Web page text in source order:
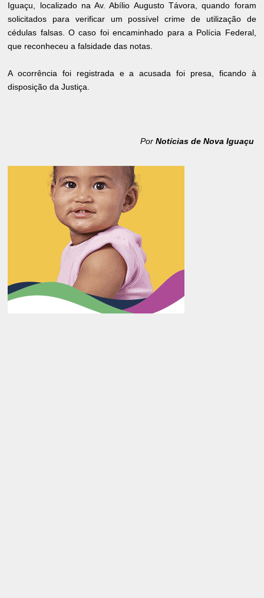
Iguaçu, localizado na Av. Abílio Augusto Távora, quando foram
solicitados para verificar um possível crime de utilização de
cédulas falsas. O caso foi encaminhado para a Polícia Federal,
que reconheceu a falsidade das notas.
A ocorrência foi registrada e a acusada foi presa, ficando à
disposição da Justiça.
Por Notícias de Nova Iguaçu